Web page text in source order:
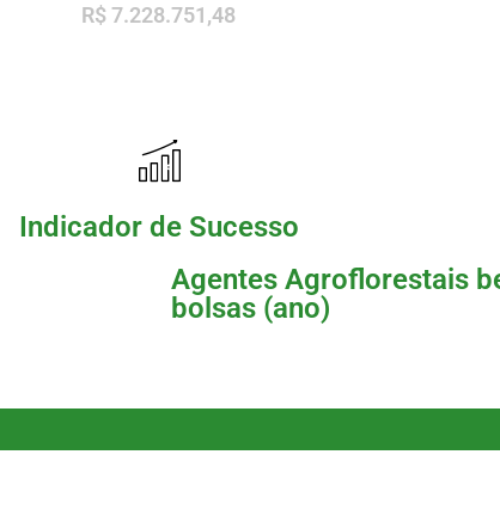
R$ 7.228.751,48
Indicador de Sucesso
Agentes Agroflorestais
bolsas (ano)